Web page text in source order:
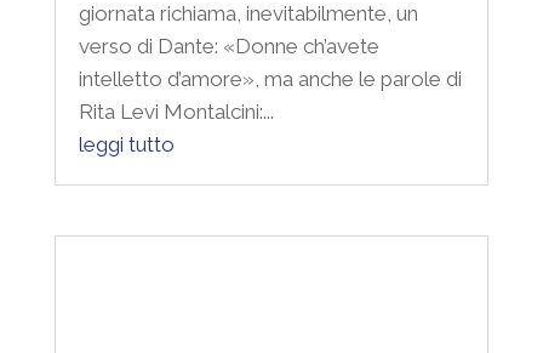
verso di Dante: «Donne ch’avete
intelletto d’amore», ma anche le parole di
Rita Levi Montalcini:...
leggi tutto